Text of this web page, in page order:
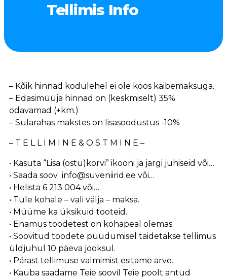
Tellimis Info
– Kõik hinnad kodulehel ei ole koos käibemaksuga.
– Edasimüüja hinnad on (keskmiselt) 35%
odavamad (+km.)
– Sularahas makstes on lisasoodustus -10%
– T E L L I M I N E & O S T M I N E –
• Kasuta “Lisa (ostu)korvi” ikooni ja järgi juhiseid või…
• Saada soov info@suveniirid.ee või…
• Helista 6 213 004 või…
• Tule kohale – vali välja – maksa.
• Müüme ka üksikuid tooteid.
• Enamus toodetest on kohapeal olemas.
• Soovitud toodete puudumisel täidetakse tellimus
üldjuhul 10 päeva jooksul.
• Pärast tellimuse valmimist esitame arve.
• Kauba saadame Teie soovil Teie poolt antud